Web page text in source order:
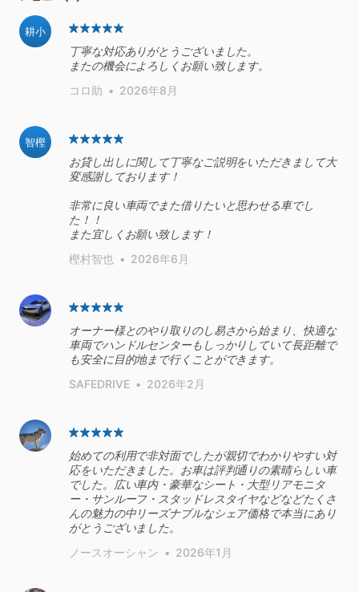
耕小
丁寧な対応ありがとうございました。
またの機会によろしくお願い致します。
コロ助 • 2026年8月
智樫
お貸し出しに関して丁寧なご説明をいただきまして大
変感謝しております！
非常に良い車両でまた借りたいと思わせる車でし
た！！
また宜しくお願い致します！
樫村智也 • 2026年6月
オーナー様とのやり取りのし易さから始まり、快適な
車両でハンドルセンターもしっかりしていて長距離で
も安全に目的地まで行くことができます。
SAFEDRIVE • 2026年2月
始めての利用で非対面でしたが親切でわかりやすい対
応をいただきました。お車は評判通りの素晴らしい車
でした。広い車内・豪華なシート・大型リアモニタ
ー・サンルーフ・スタッドレスタイヤなどなどたくさ
んの魅力の中リーズナブルなシェア価格で本当にあり
がとうございました。
ノースオーシャン • 2026年1月